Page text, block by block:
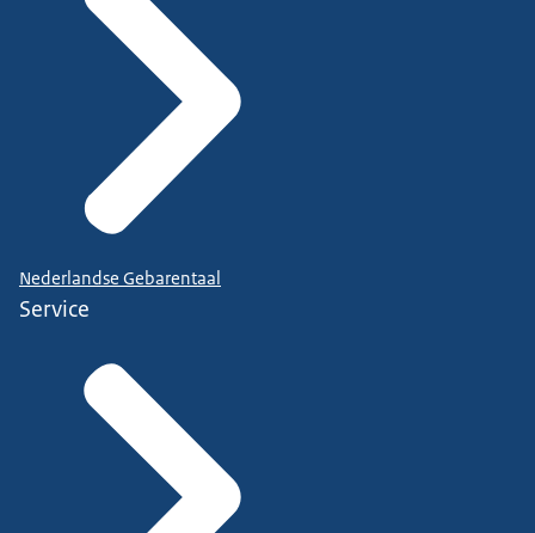
Nederlandse Gebarentaal
Service